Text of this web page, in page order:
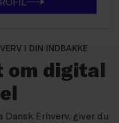
I DIN INDBAKKE
om digital
Erhverv, giver du